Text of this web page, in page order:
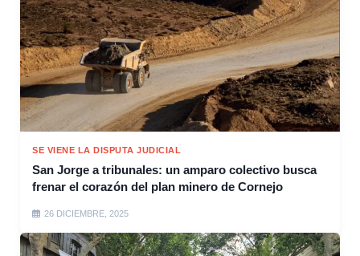
SE VIENE LA DISPUTA JUDICIAL
San Jorge a tribunales: un amparo colectivo busca
frenar el corazón del plan minero de Cornejo
26 DICIEMBRE, 2025